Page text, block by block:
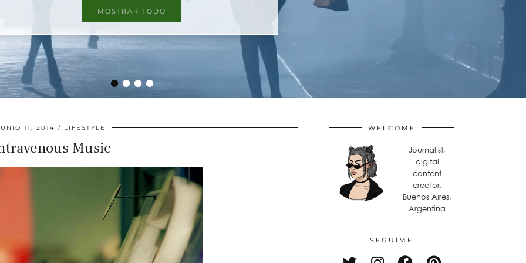
••••
MOSTRAR TODO
11, 2014 LIFESTYLE
Music
WELCOME
Journalist,
digital
content
creator.
Buenos Aires,
Argentina
SEGUÍME